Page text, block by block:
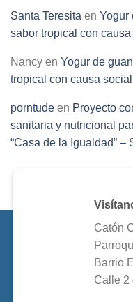
Santa Teresita en Yogur
sabor tropical con causa
Nancy en Yogur de
tropical con causa social
porntude en Proyecto
sanitaria y nutricional
“Casa de la Igualdad”
Catón
Barrio
Calle 2